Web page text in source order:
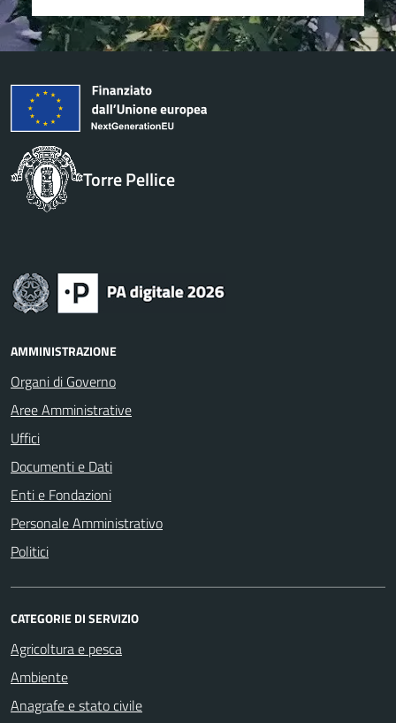
Torre Pellice
AMMINISTRAZIONE
Organi di Governo
Aree Amministrative
Uffici
Documenti e Dati
Enti e Fondazioni
Personale Amministrativo
Politici
CATEGORIE DI SERVIZIO
Agricoltura e pesca
Ambiente
Anagrafe e stato civile